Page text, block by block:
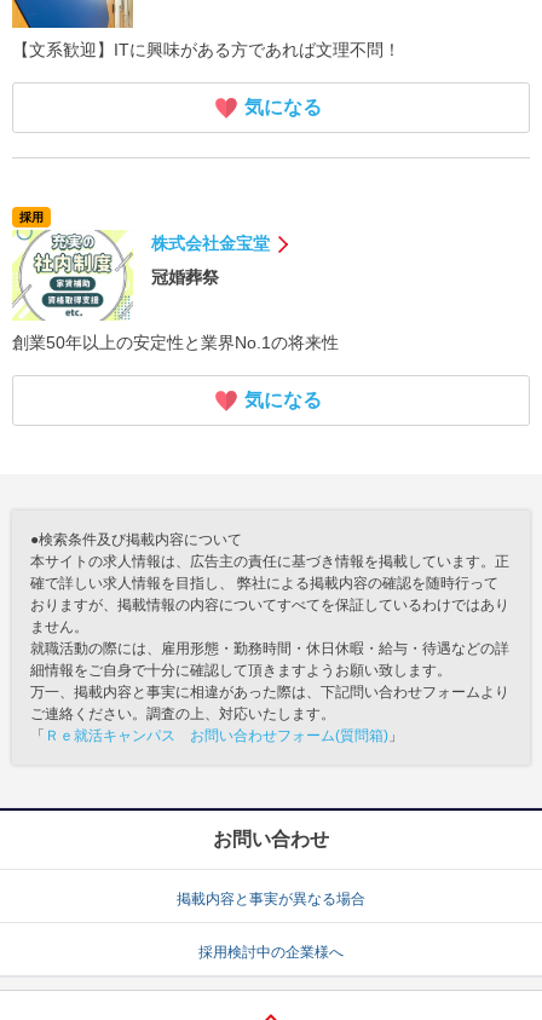
【文系歓迎】ITに興味がある方であれば文理不問！
気になる
採用
株式会社金宝堂
冠婚葬祭
創業50年以上の安定性と業界No.1の将来性
気になる
●検索条件及び掲載内容について
本サイトの求人情報は、広告主の責任に基づき情報を掲載しています。正
確で詳しい求人情報を目指し、 弊社による掲載内容の確認を随時行って
おりますが、掲載情報の内容についてすべてを保証しているわけではあり
ません。
就職活動の際には、雇用形態・勤務時間・休日休暇・給与・待遇などの詳
細情報をご自身で十分に確認して頂きますようお願い致します。
万一、掲載内容と事実に相違があった際は、下記問い合わせフォームより
ご連絡ください。調査の上、対応いたします。
「 Ｒｅ就活キャンパス お問い合わせフォーム(質問箱) 」
お問い合わせ
掲載内容と事実が異なる場合
採用検討中の企業様へ